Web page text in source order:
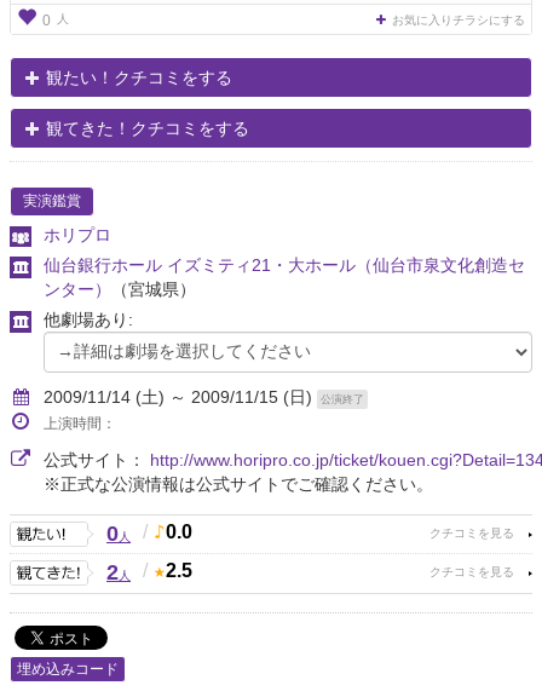
0 人 お気に入りチラシにする
観たい！クチコミをする
観てきた！クチコミをする
実演鑑賞
ホリプロ
仙台銀行ホール イズミティ21・大ホール（仙台市泉文化創造セ
ンター）
（宮城県）
他劇場あり:
2009/11/14 (土) ～ 2009/11/15 (日) 公演終了
上演時間：
公式サイト： http://www.horipro.co.jp/ticket/
※正式な公演情報は公式サイトでご確認ください。
0人 / 0.0
2人 / 2.5
埋め込みコード